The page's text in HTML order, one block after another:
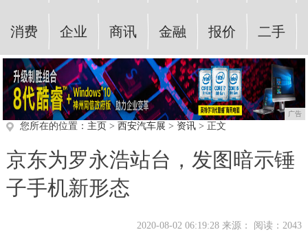
消费 企业 商讯 金融 报价 二手
广告
您所在的位置： 主页 > 西安汽车展 > 资讯> 正文
京东为罗永浩站台，发图暗示锤
子手机新形态
2020-08-02 06:19:28 来源： 阅读：2043